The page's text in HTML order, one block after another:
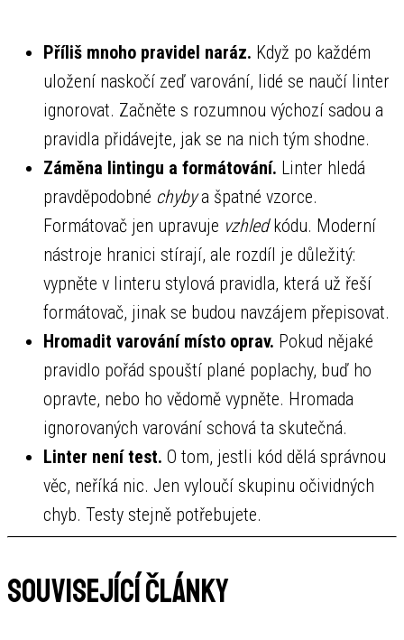
Příliš mnoho pravidel naráz. Když po každém
uložení naskočí zeď varování, lidé se naučí linter
ignorovat. Začněte s rozumnou výchozí sadou a
pravidla přidávejte, jak se na nich tým shodne.
Záměna lintingu a formátování. Linter hledá
pravděpodobné chybya špatné vzorce.
Formátovač jen upravuje vzhledkódu. Moderní
nástroje hranici stírají, ale rozdíl je důležitý:
vypněte v linteru stylová pravidla, která už řeší
formátovač, jinak se budou navzájem přepisovat.
Hromadit varování místo oprav. Pokud nějaké
pravidlo pořád spouští plané poplachy, buď ho
opravte, nebo ho vědomě vypněte. Hromada
ignorovaných varování schová ta skutečná.
Linter není test. O tom, jestli kód dělá správnou
věc, neříká nic. Jen vyloučí skupinu očividných
chyb. Testy stejně potřebujete.
Související články